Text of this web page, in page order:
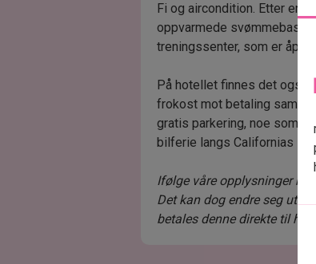
Fi og aircondition. Etter en
oppvarmede
treningssenter, som er åpent
På hotellet finnes det også
frokost mot betaling samt
gratis parkering, noe som
bilferie langs Californias
Ifølge våre opplysninger
Det kan dog endre seg uten
betales denne direkte til